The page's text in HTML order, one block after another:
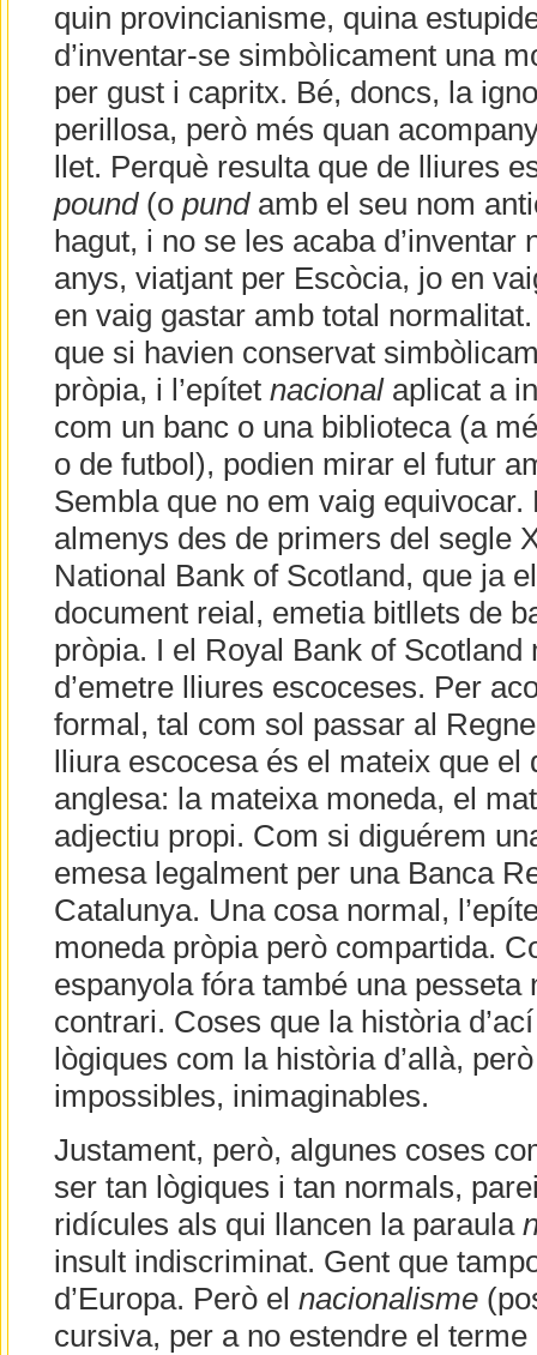
quin provincianisme, quina
d’inventar-se simbòlicament una
per gust i capritx. Bé, doncs, la
perillosa, però més quan
llet. Perquè resulta que de lliures
pound(o pundamb el seu nom
hagut, i no se les acaba d’inventar
anys, viatjant per Escòcia, jo en
en vaig gastar amb total
que si havien conservat
pròpia, i l’epítet nacionalaplicat a
com un banc o una biblioteca (a
o de futbol), podien mirar el futur
Sembla que no em vaig equivocar.
almenys des de primers del segle
National Bank of Scotland, que ja
document reial, emetia bitllets de
pròpia. I el Royal Bank of Scotland
d’emetre lliures escoceses. Per
formal, tal com sol passar al
lliura escocesa és el mateix que
anglesa: la mateixa moneda, el
adjectiu propi. Com si diguérem
emesa legalment per una Banca
Catalunya. Una cosa normal,
moneda pròpia però compartida.
espanyola fóra també una pesseta
contrari. Coses que la història
lògiques com la història d’allà,
impossibles, inimaginables.
Justament, però, algunes coses
ser tan lògiques i tan normals,
ridícules als qui llancen la paraula
insult indiscriminat. Gent que
d’Europa. Però el nacionalisme
cursiva, per a no estendre el